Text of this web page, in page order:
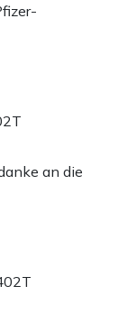
an die